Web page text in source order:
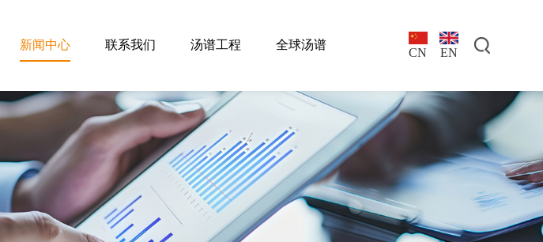
新闻中心 联系我们 汤谱工程 全球汤谱
CN EN